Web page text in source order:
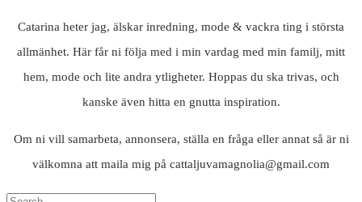
Catarina heter jag, älskar inredning, mode & vackra ting i största
allmänhet. Här får ni följa med i min vardag med min familj, mitt
hem, mode och lite andra ytligheter. Hoppas du ska trivas, och
kanske även hitta en gnutta inspiration.
Om ni vill samarbeta, annonsera, ställa en fråga eller annat så är ni
välkomna att maila mig på cattaljuvamagnolia@gmail.com